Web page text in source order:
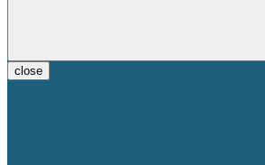
close